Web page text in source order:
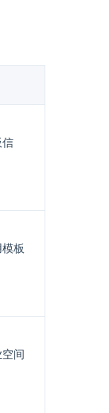
信
板
间